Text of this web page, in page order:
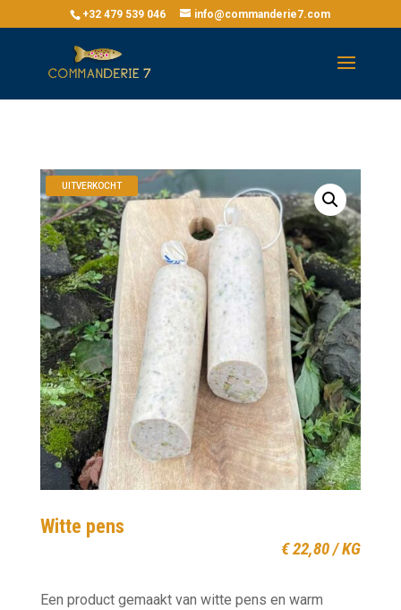
+32 479 539 046 info@commanderie7.com
UITVERKOCHT
Witte pens
€22,80/ KG
Een product gemaakt van witte pens en warm